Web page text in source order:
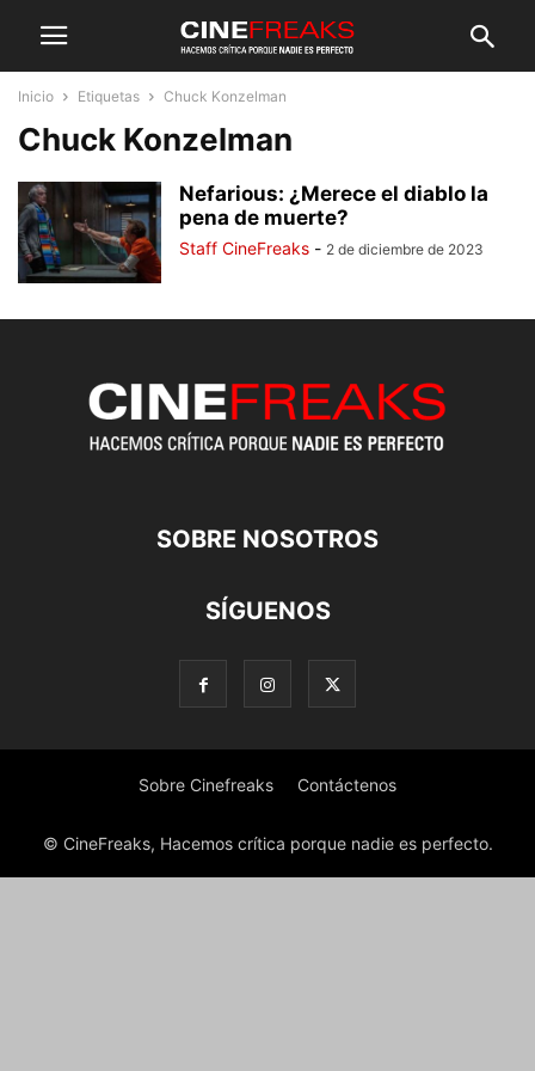
Inicio Etiquetas Chuck Konzelman
Chuck Konzelman
Nefarious: ¿Merece el diablo la
pena de muerte?
Staff CineFreaks - 2 de diciembre de 2023
SOBRE NOSOTROS
SÍGUENOS
Sobre Cinefreaks Contáctenos
© CineFreaks, Hacemos crítica porque nadie es perfecto.